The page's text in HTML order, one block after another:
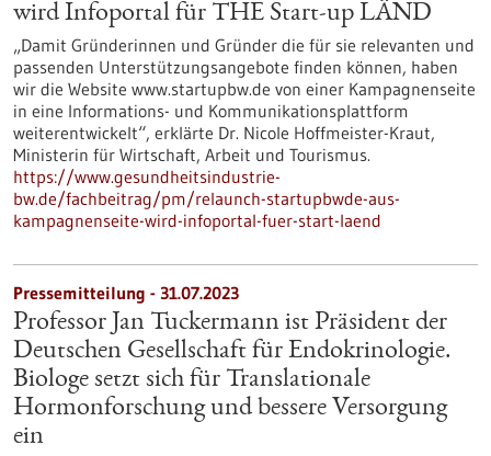
wird Infoportal für THE Start-up LÄND
„Damit Gründerinnen und Gründer die für sie relevanten und
passenden Unterstützungsangebote finden können, haben
wir die Website www.startupbw.de von einer Kampagnenseite
in eine Informations- und Kommunikationsplattform
weiterentwickelt“, erklärte Dr. Nicole Hoffmeister-Kraut,
Ministerin für Wirtschaft, Arbeit und Tourismus.
https://www.gesundheitsindustrie-
bw.de/fachbeitrag/pm/relaunch-startupbwde-aus-
kampagnenseite-wird-infoportal-fuer-start-laend
Pressemitteilung - 31.07.2023
Professor Jan Tuckermann ist Präsident der
Deutschen Gesellschaft für Endokrinologie.
Biologe setzt sich für Translationale
Hormonforschung und bessere Versorgung
ein